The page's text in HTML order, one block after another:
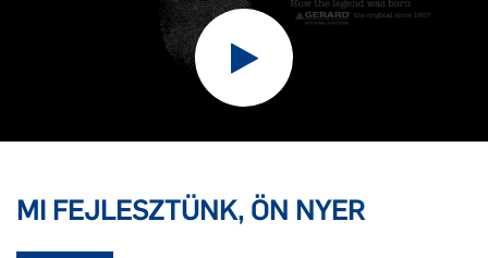
MI FEJLESZTÜNK, ÖN NYER